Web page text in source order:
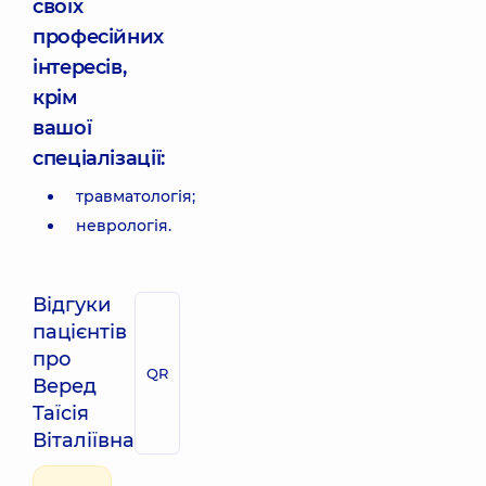
своїх
професійних
інтересів,
крім
вашої
спеціалізації:
травматологія;
неврологія.
Відгуки
пацієнтів
про
Веред
Таїсія
Віталіївна
QR